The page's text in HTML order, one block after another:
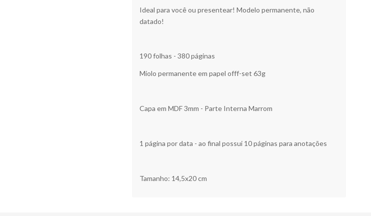
Ideal para você ou presentear! Modelo permanente, não
datado!
190 folhas - 380 páginas
Miolo permanente em papel offf-set 63g
Capa em MDF 3mm - Parte Interna Marrom
1 página por data - ao final possui 10 páginas para anotações
Tamanho: 14,5x20 cm